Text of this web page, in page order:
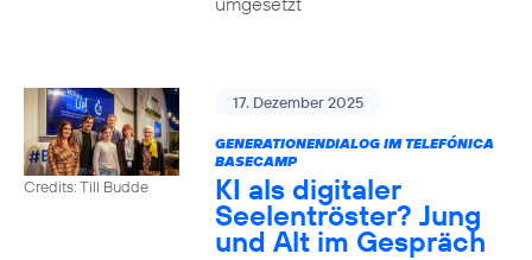
Credits: Till Budde
17. Dezember 2025
GENERATIONENDIALOG IM TELEFÓNICA
BASECAMP
KI als digitaler
Seelentröster? Jung
und Alt im Gespräch